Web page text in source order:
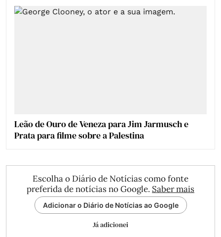
Leão de Ouro de Veneza para Jim Jarmusch e
Prata para filme sobre a Palestina
Escolha o Diário de Notícias como fonte
preferida de notícias no Google. Saber mais
Adicionar o Diário de Notícias ao Google
Já adicionei